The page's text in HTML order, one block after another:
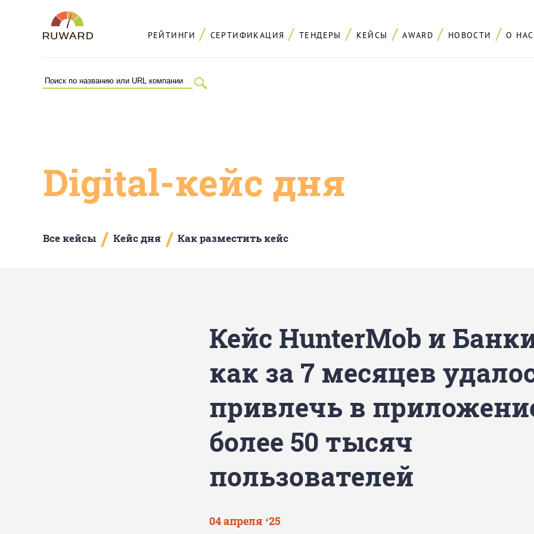
РЕЙТИНГИ СЕРТИФИКАЦИЯ ТЕНДЕРЫ КЕЙСЫ AWARD НОВОСТИ О НАС
Digital-кейс дня
Все кейсы / Кейс дня / Как разместить кейс
Кейс HunterMob и
как за 7 месяцев
привлечь в
более 50 тысяч
пользователей
04 апреля ‘25